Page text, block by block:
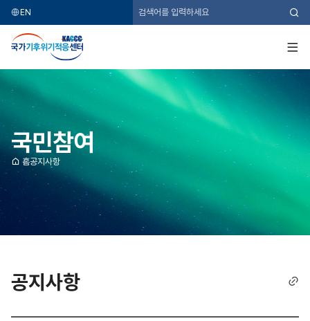
EN
국
가
기
적
응
터
체
국민참여
홈공지사항
공지사항
링